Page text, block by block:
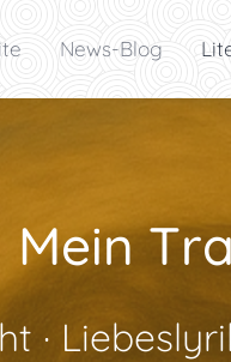
News-Blog
Mein
·